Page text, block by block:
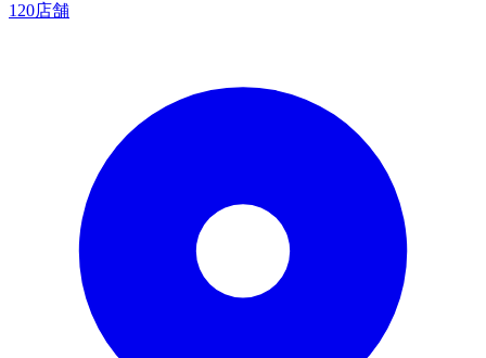
120店舗